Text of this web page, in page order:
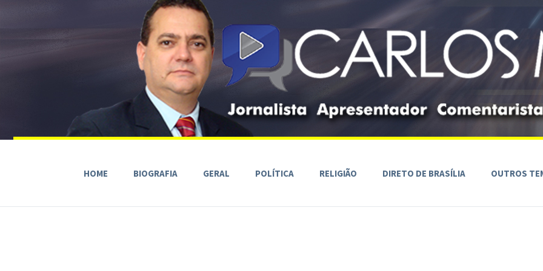
HOME BIOGRAFIA GERAL POLÍTICA RELIGIÃO DIRETO DE BRASÍLIA OUTROS